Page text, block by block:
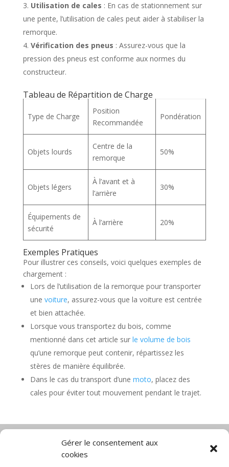
Gérer le consentement aux
cookies
Utilisation de cales : En cas de stationnement sur
une pente, l’utilisation de cales peut aider à stabiliser la
remorque.
Vérification des pneus : Assurez-vous que la
pression des pneus est conforme aux normes du
constructeur.
Tableau de Répartition de Charge
Type de Charge
Position
Recommandée
Pondération
Objets lourds
Centre de la
remorque
50%
Objets légers
À l’avant et à
l’arrière
30%
Équipements de
sécurité
À l’arrière 20%
Exemples Pratiques
Pour illustrer ces conseils, voici quelques exemples de
chargement :
Lors de l’utilisation de la remorque pour transporter
une voiture, assurez-vous que la voiture est centrée
et bien attachée.
Lorsque vous transportez du bois, comme
mentionné dans cet article sur le volume de bois
qu’une remorque peut contenir, répartissez les
stères de manière équilibrée.
Dans le cas du transport d’une moto, placez des
cales pour éviter tout mouvement pendant le trajet.
Diable électrique